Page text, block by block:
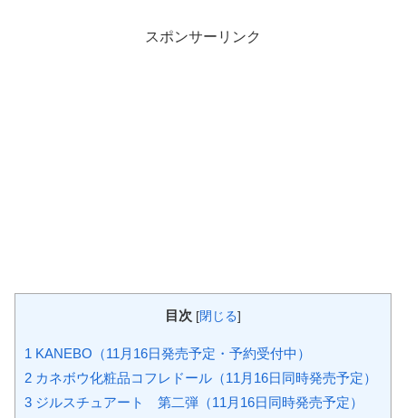
スポンサーリンク
目次 [閉じる]
1 KANEBO（11月16日発売予定・予約受付中）
2 カネボウ化粧品コフレドール（11月16日同時発売予定）
3 ジルスチュアート 第二弾（11月16日同時発売予定）